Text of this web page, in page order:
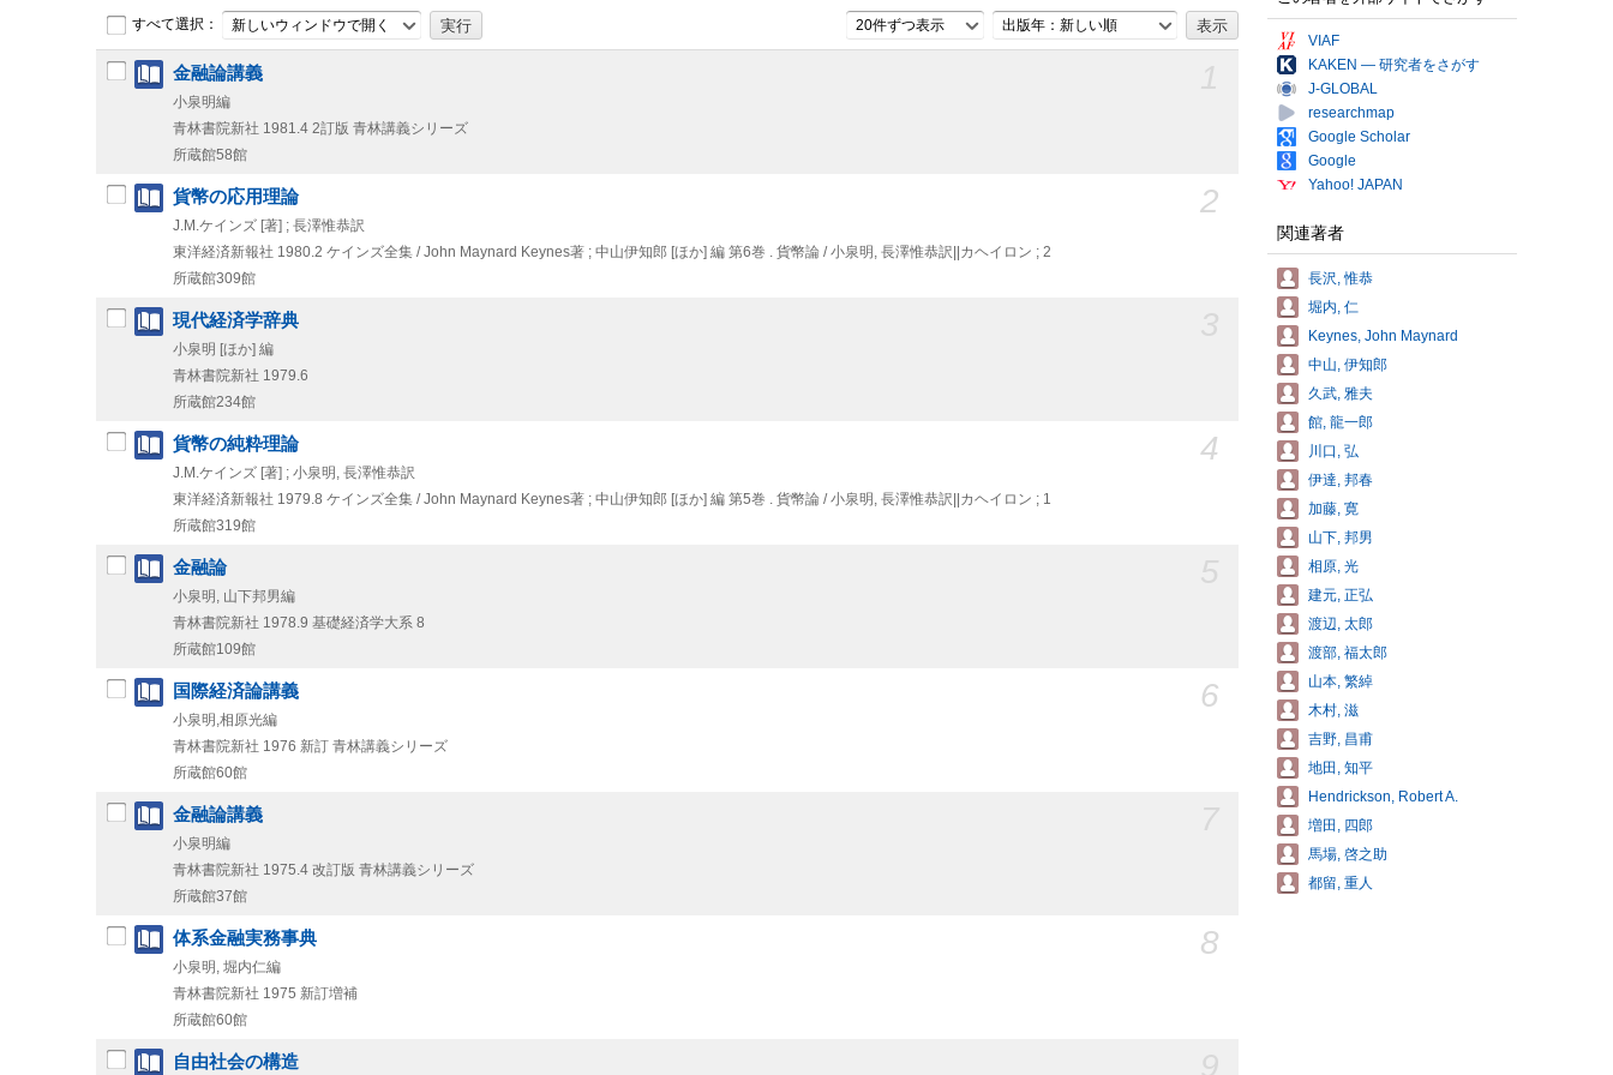
すべて選択： 新しいウィンドウで開く 20件ずつ表示 出版年：新しい順
金融論講義
小泉明編
青林書院新社 1981.4 2訂版 青林講義シリーズ
所蔵館58館
2
貨幣の応用理論
J.M.ケインズ [著] ; 長澤惟恭訳
東洋経済新報社 1980.2 ケインズ全集 / John Maynard Keynes著 ; 中山伊知郎 [ほか] 編 第6巻 . 貨幣論 / 小泉明, 長澤惟恭訳||カヘイロン ; 2
所蔵館309館
現代経済学辞典
小泉明 [ほか] 編
青林書院新社 1979.6
所蔵館234館
4
貨幣の純粋理論
J.M.ケインズ [著] ; 小泉明, 長澤惟恭訳
東洋経済新報社 1979.8 ケインズ全集 / John Maynard Keynes著 ; 中山伊知郎 [ほか] 編 第5巻 . 貨幣論 / 小泉明, 長澤惟恭訳||カヘイロン ; 1
所蔵館319館
金融論
小泉明, 山下邦男編
青林書院新社 1978.9 基礎経済学大系 8
所蔵館109館
6
国際経済論講義
小泉明,相原光編
青林書院新社 1976 新訂 青林講義シリーズ
所蔵館60館
金融論講義
小泉明編
青林書院新社 1975.4 改訂版 青林講義シリーズ
所蔵館37館
8
体系金融実務事典
小泉明, 堀内仁編
青林書院新社 1975 新訂増補
所蔵館60館
自由社会の構造
VIAF
KAKEN — 研究者をさがす
J-GLOBAL
researchmap
Google Scholar
Google
Yahoo! JAPAN
関連著者
長沢, 惟恭
堀内, 仁
Keynes, John Maynard
中山, 伊知郎
久武, 雅夫
館, 龍一郎
川口, 弘
伊達, 邦春
加藤, 寛
山下, 邦男
相原, 光
建元, 正弘
渡辺, 太郎
渡部, 福太郎
山本, 繁綽
木村, 滋
吉野, 昌甫
地田, 知平
Hendrickson, Robert A.
増田, 四郎
馬場, 啓之助
都留, 重人